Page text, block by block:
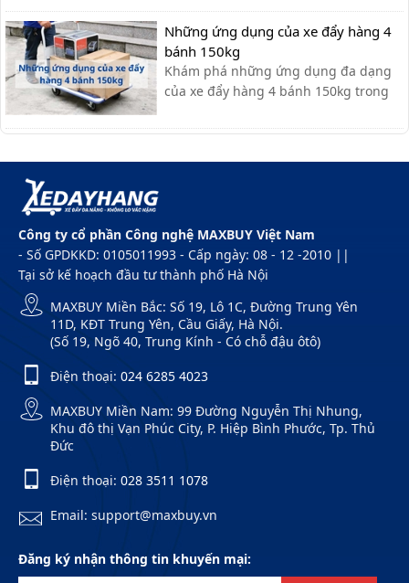
một số trường hợp, bạn sẽ cần sử
dụng bánh xe có khóa để quá trình sử
dụng thêm an toàn.
Những ứng dụng của xe đẩy hàng 4
bánh 150kg
Khám phá những ứng dụng đa dạng
của xe đẩy hàng 4 bánh 150kg trong
dựng, gia đình,...giúp tiết kiệm sức lao
Công ty cổ phần Công nghệ MAXBUY Việt Nam
- Số GPDKKD: 0105011993 - Cấp ngày: 08 - 12 -2010 ||
Tại sở kế hoạch đầu tư thành phố Hà Nội
MAXBUY Miền Bắc: Số 19, Lô 1C, Đường Trung Yên
11D, KĐT Trung Yên, Cầu Giấy, Hà Nội.
(Số 19, Ngõ 40, Trung Kính - Có chỗ đậu ôtô)
Điện thoại: 024 6285 4023
MAXBUY Miền Nam: 99 Đường Nguyễn Thị Nhung,
Khu đô thị Vạn Phúc City, P. Hiệp Bình Phước, Tp. Thủ
Đức
Điện thoại: 028 3511 1078
Email: support@maxbuy.vn
Đăng ký nhận thông tin khuyến mại: